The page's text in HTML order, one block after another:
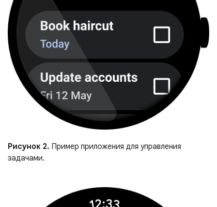
Рисунок 2. Пример приложения для управления
задачами.